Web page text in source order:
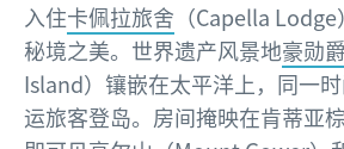
入住卡佩拉旅舍 （Capella
秘境之美。世界遗产风景地豪勋
Island）镶嵌在太平洋上，同一
运旅客登岛。房间掩映在肯蒂亚